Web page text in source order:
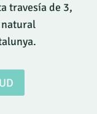
travesía de 3,
natural